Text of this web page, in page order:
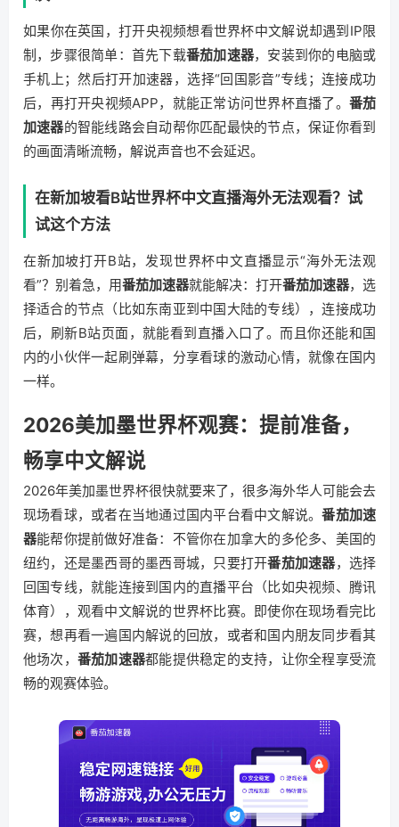
如果你在英国，打开央视频想看世界杯中文解说却遇到IP限
制，步骤很简单：首先下载番茄加速器，安装到你的电脑或
手机上；然后打开加速器，选择“回国影音”专线；连接成功
后，再打开央视频APP，就能正常访问世界杯直播了。 番茄
加速器的智能线路会自动帮你匹配最快的节点，保证你看到
的画面清晰流畅，解说声音也不会延迟。
在新加坡看B站世界杯中文直播海外无法观看？试
试这个方法
在新加坡打开B站，发现世界杯中文直播显示“海外无法观
看”？别着急，用番茄加速器就能解决：打开番茄加速器，选
择适合的节点（比如东南亚到中国大陆的专线），连接成功
后，刷新B站页面，就能看到直播入口了。而且你还能和国
内的小伙伴一起刷弹幕，分享看球的激动心情，就像在国内
一样。
2026美加墨世界杯观赛：提前准备，
畅享中文解说
2026年美加墨世界杯很快就要来了，很多海外华人可能会去
现场看球，或者在当地通过国内平台看中文解说。番茄加速
器能帮你提前做好准备：不管你在加拿大的多伦多、美国的
纽约，还是墨西哥的墨西哥城，只要打开番茄加速器，选择
回国专线，就能连接到国内的直播平台（比如央视频、腾讯
体育），观看中文解说的世界杯比赛。即使你在现场看完比
赛，想再看一遍国内解说的回放，或者和国内朋友同步看其
他场次， 番茄加速器都能提供稳定的支持，让你全程享受流
畅的观赛体验。